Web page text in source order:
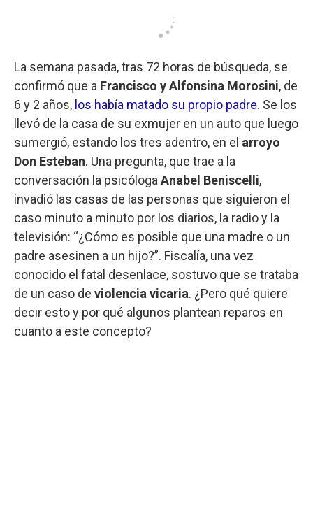
La semana pasada, tras 72 horas de búsqueda, se
confirmó que a Francisco y Alfonsina Morosini, de
6 y 2 años, los había matado su propio padre. Se los
llevó de la casa de su exmujer en un auto que luego
sumergió, estando los tres adentro, en el arroyo
Don Esteban. Una pregunta, que trae a la
conversación la psicóloga Anabel Beniscelli,
invadió las casas de las personas que siguieron el
caso minuto a minuto por los diarios, la radio y la
televisión: “¿Cómo es posible que una madre o un
padre asesinen a un hijo?”. Fiscalía, una vez
conocido el fatal desenlace, sostuvo que se trataba
de un caso de violencia vicaria. ¿Pero qué quiere
decir esto y por qué algunos plantean reparos en
cuanto a este concepto?